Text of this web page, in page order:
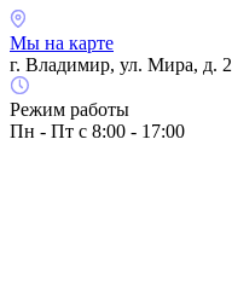
Мы на карте
г. Владимир, ул. Мира, д. 2
Режим работы
Пн - Пт с 8:00 - 17:00